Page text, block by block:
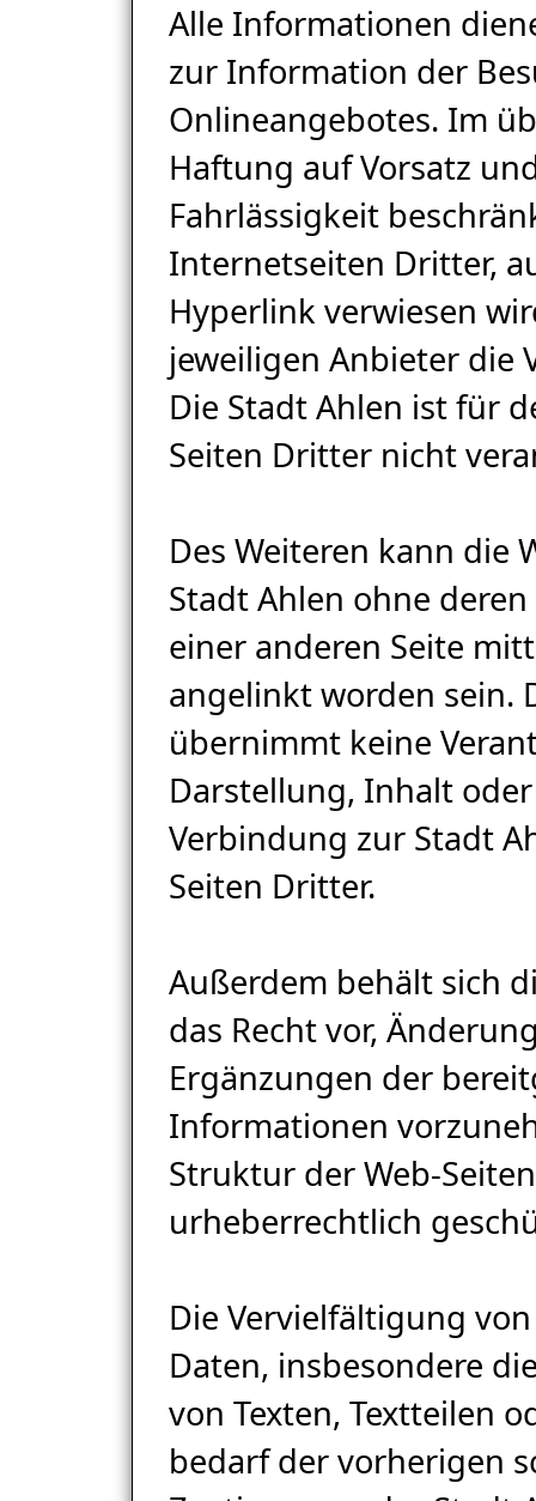
Alle Informationen
zur Information der
Onlineangebotes. Im
Haftung auf Vorsatz
Fahrlässigkeit
Internetseiten Dritter,
Hyperlink verwiesen
jeweiligen Anbieter die
Die Stadt Ahlen ist für
Seiten Dritter nicht
Des Weiteren kann die
Stadt Ahlen ohne
einer anderen Seite
angelinkt worden sein.
übernimmt keine
Darstellung, Inhalt
Verbindung zur Stadt
Seiten Dritter.
Außerdem behält sich
das Recht vor,
Ergänzungen der
Informationen
Struktur der Web-
urheberrechtlich
Die Vervielfältigung
Daten, insbesondere
von Texten, Textteilen
bedarf der vorherigen